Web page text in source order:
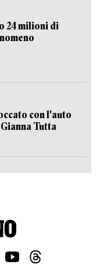
24 milioni di
con l'auto
Tutta